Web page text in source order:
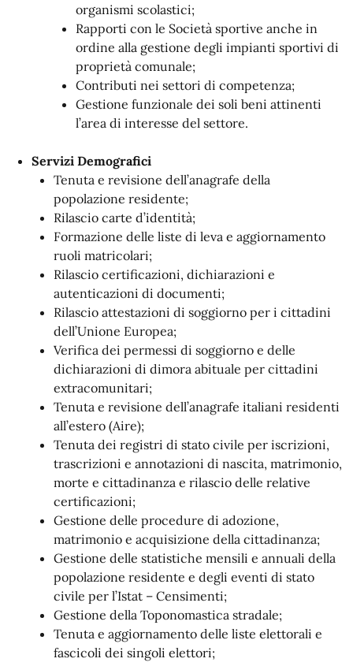
organismi scolastici;
Rapporti con le Società sportive anche in
ordine alla gestione degli impianti sportivi di
proprietà comunale;
Contributi nei settori di competenza;
Gestione funzionale dei soli beni attinenti
l’area di interesse del settore.
Servizi Demografici
Tenuta e revisione dell’anagrafe della
popolazione residente;
Rilascio carte d’identità;
Formazione delle liste di leva e aggiornamento
ruoli matricolari;
Rilascio certificazioni, dichiarazioni e
autenticazioni di documenti;
Rilascio attestazioni di soggiorno per i cittadini
dell’Unione Europea;
Verifica dei permessi di soggiorno e delle
dichiarazioni di dimora abituale per cittadini
extracomunitari;
Tenuta e revisione dell’anagrafe italiani residenti
all’estero (Aire);
Tenuta dei registri di stato civile per iscrizioni,
trascrizioni e annotazioni di nascita, matrimonio,
morte e cittadinanza e rilascio delle relative
certificazioni;
Gestione delle procedure di adozione,
matrimonio e acquisizione della cittadinanza;
Gestione delle statistiche mensili e annuali della
popolazione residente e degli eventi di stato
civile per l’Istat – Censimenti;
Gestione della Toponomastica stradale;
Tenuta e aggiornamento delle liste elettorali e
fascicoli dei singoli elettori;